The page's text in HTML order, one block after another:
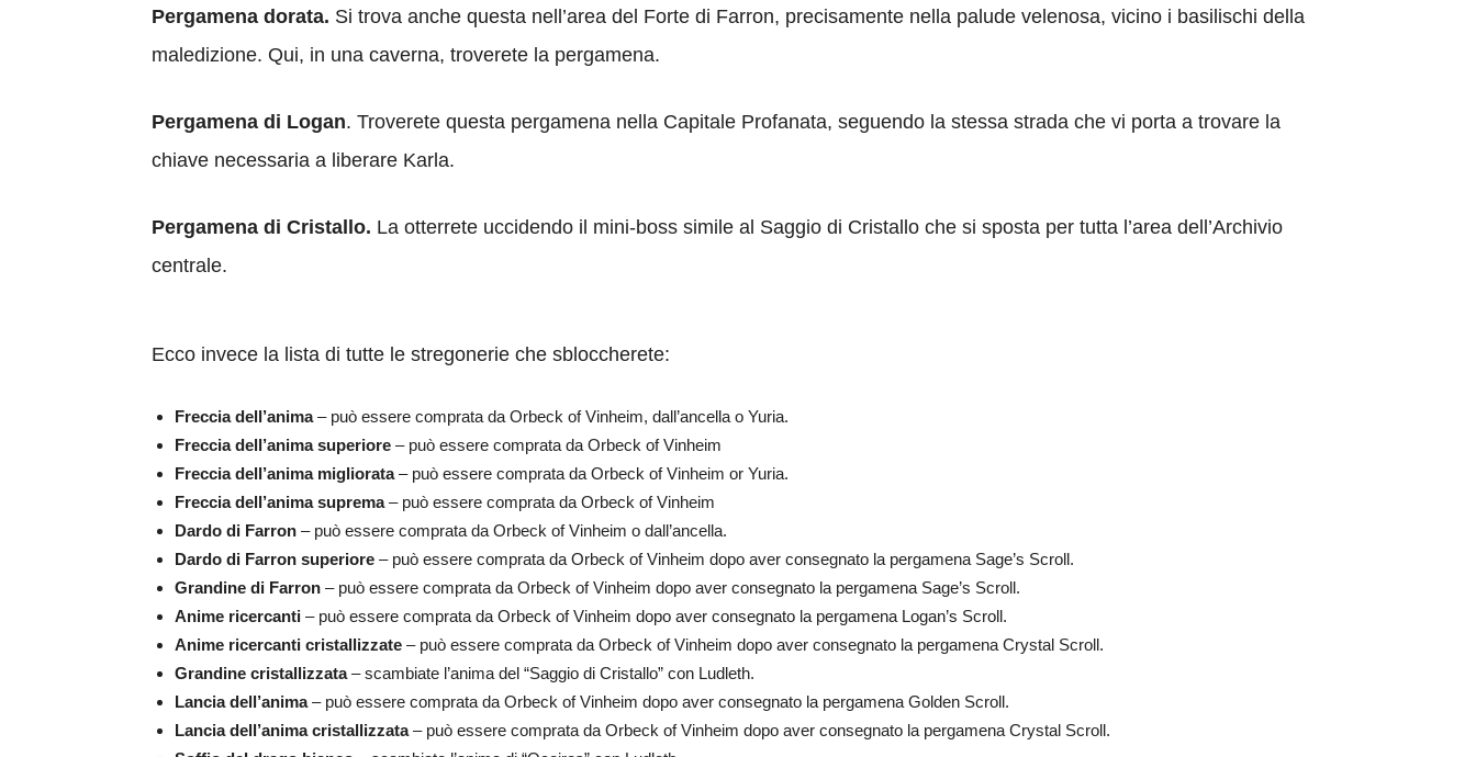
Pergamena dorata. Si trova anche questa nell’area del Forte di Farron, precisamente nella palude velenosa, vicino i basilischi della
maledizione. Qui, in una caverna, troverete la pergamena.
Pergamena di Logan. Troverete questa pergamena nella Capitale Profanata, seguendo la stessa strada che vi porta a trovare la
chiave necessaria a liberare Karla.
Pergamena di Cristallo. La otterrete uccidendo il mini-boss simile al Saggio di Cristallo che si sposta per tutta l’area dell’Archivio
centrale.
Ecco invece la lista di tutte le stregonerie che sbloccherete:
Freccia dell’anima– può essere comprata da Orbeck of Vinheim, dall’ancella o Yuria.
Freccia dell’anima superiore – può essere comprata da Orbeck of Vinheim
Freccia dell’anima migliorata– può essere comprata da Orbeck of Vinheim or Yuria.
Freccia dell’anima suprema– può essere comprata da Orbeck of Vinheim
Dardo di Farron – può essere comprata da Orbeck of Vinheim o dall’ancella.
Dardo di Farron superiore – può essere comprata da Orbeck of Vinheim dopo aver consegnato la pergamena Sage’s Scroll.
Grandine di Farron – può essere comprata da Orbeck of Vinheim dopo aver consegnato la pergamena Sage’s Scroll.
Anime ricercanti – può essere comprata da Orbeck of Vinheim dopo aver consegnato la pergamena Logan’s Scroll.
Anime ricercanti cristallizzate – può essere comprata da Orbeck of Vinheim dopo aver consegnato la pergamena Crystal Scroll.
Grandine cristallizzata– scambiate l’anima del “Saggio di Cristallo” con Ludleth.
Lancia dell’anima– può essere comprata da Orbeck of Vinheim dopo aver consegnato la pergamena Golden Scroll.
Lancia dell’anima cristallizzata– può essere comprata da Orbeck of Vinheim dopo aver consegnato la pergamena Crystal Scroll.